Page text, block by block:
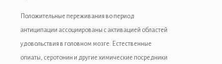
Положительные переживания во период
антиципации ассоциированы с активацией областей
удовольствия в головном мозге. Естественные
опиаты, серотонин и другие химические посредники